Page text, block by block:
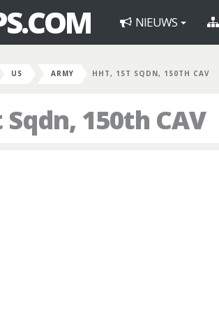
NIEUWS
US ARMY HHT, 1ST SQDN, 150TH CAV
Sqdn, 150th CAV